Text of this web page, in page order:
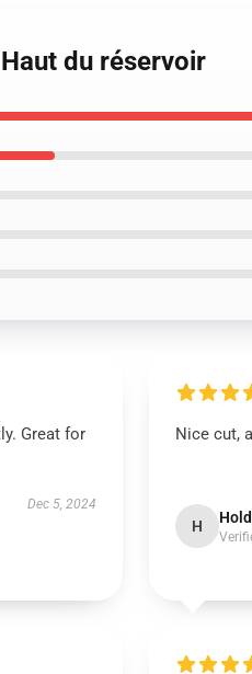
du réservoir
Great for
Dec 5, 2024
Nice cut,
H